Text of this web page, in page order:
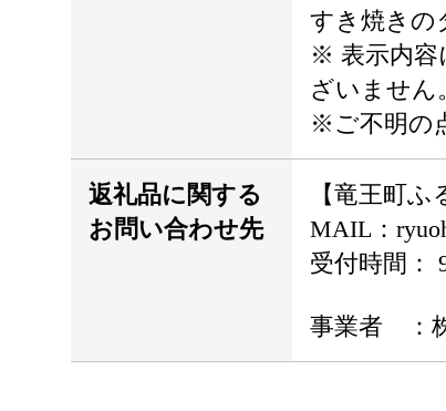
すき焼きの
※ 表示内容
ざいません
※ご不明の
返礼品に関する
お問い合わせ先
【竜王町ふ
MAIL：
受付時間：
事業者 ：